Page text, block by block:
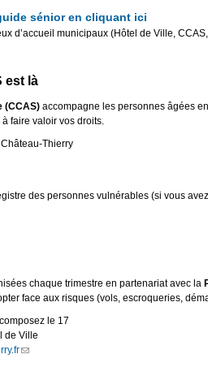
sénior en cliquant ici
d’accueil municipaux (Hôtel de Ville,
est là
(CCAS) accompagne les personnes âgées
faire valoir vos droits.
Thierry
des personnes vulnérables (si vous
chaque trimestre en partenariat avec la
face aux risques (vols, escroqueries,
le 17
de Ville
(link